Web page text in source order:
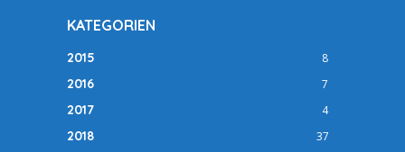
KATEGORIEN
2015 8
2016 7
2017 4
2018 37